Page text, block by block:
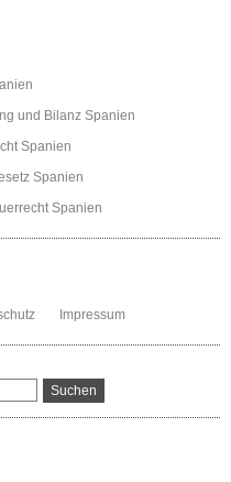
und Bilanz Spanien
Spanien
Spanien
Spanien
Impressum